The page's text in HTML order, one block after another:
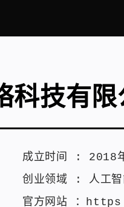
科技有限
成立时间 : 2018
创业领域 : 人工
官方网站 ：